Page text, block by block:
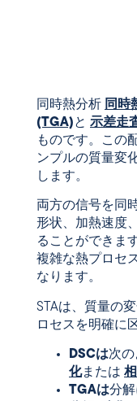
同時熱分析 同時
(TGA)と 示差走
ものです。この
ンプルの質量変
します。
両方の信号を同
形状、加熱速度
ることができま
複雑な熱プロセ
なります。
STAは、質量の
ロセスを明確に
DSCは次
化または
TGAは分解